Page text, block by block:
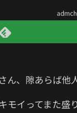
ん、隙あらば他
モイってまた盛